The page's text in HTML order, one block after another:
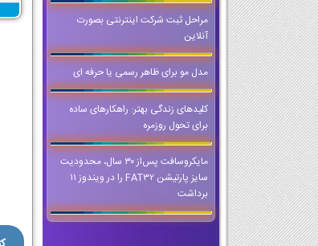
مراحل ثبت شرکت اینترنتی بصورت
آنلاین
مدل مو برای ظاهر رسمی یا حرفه ای
کلیدهای زندگی بهتر: راهکارهای ساده
برای تحول روزمره
مایکروسافت پس‌از ۳۰ سال، محدودیت
سایز پارتیشن FAT32 را در ویندوز ۱۱
برداشت